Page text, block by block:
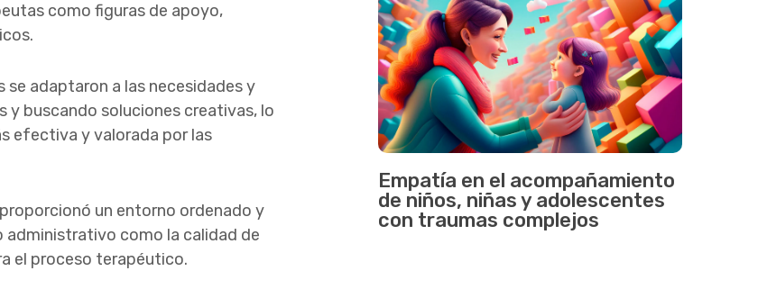
como figuras de apoyo,
se adaptaron a las necesidades y
y buscando soluciones creativas, lo
efectiva y valorada por las
un entorno ordenado y
como la calidad de
el proceso terapéutico.
Empatía en el acompañamiento
de niños, niñas y adolescentes
con traumas complejos